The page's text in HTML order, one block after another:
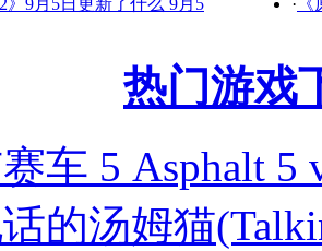
热门游戏
车 5 Asphalt 5
的汤姆猫